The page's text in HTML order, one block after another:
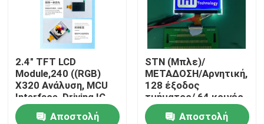
Σπίτι
2.4" TFT LCD
Module,240 ((RGB)
X320 Ανάλυση, MCU
Interface, Driving IC
ILI9340X,ALL
o'clock,4LEDS
Αποστολή
STN (Μπλε)/
ΜΕΤΑΔΟΣΗ/Αρνητική,
128 έξοδος
τμήματος/ 64 κοινές
έξοδοι
Αποστολή